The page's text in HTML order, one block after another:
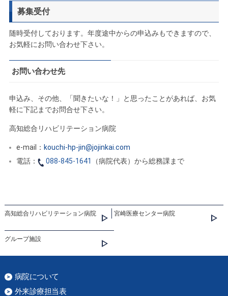
募集受付
随時受付しております。年度途中からの申込みもできますので、
お気軽にお問い合わせ下さい。
お問い合わせ先
申込み、その他、「聞きたいな！」と思ったことがあれば、お気
軽に下記までお問合せ下さい。
高知総合リハビリテーション病院
e-mail： kouchi-hp-jin@jojinkai.com
電話：
088-845-1641 （病院代表）から総務課まで
高知総合リハビリテーション病院 宮崎医療センター病院
グループ施設
病院について
外来診療担当表